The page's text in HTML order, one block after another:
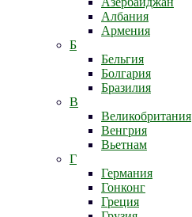
Албания
Армения
Б
Бельгия
Болгария
Бразилия
В
Великобритания
Венгрия
Вьетнам
Г
Германия
Гонконг
Греция